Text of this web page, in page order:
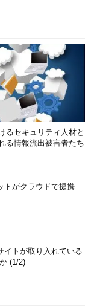
るセキュリティ人材と
る情報流出被害者たち
トがクラウドで提携
イトが取り入れている
(1/2)